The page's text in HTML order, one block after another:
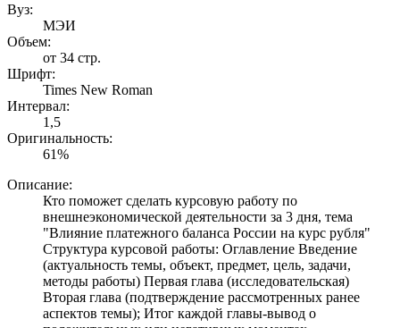
Вуз:
МЭИ
Объем:
от 34 стр.
Шрифт:
Times New Roman
Интервал:
1,5
Оригинальность:
61%
Описание:
Кто поможет сделать курсовую работу по
внешнеэкономической деятельности за 3 дня, тема
"Влияние платежного баланса России на курс рубля"
Структура курсовой работы: Оглавление Введение
(актуальность темы, объект, предмет, цель, задачи,
методы работы) Первая глава (исследовательская)
Вторая глава (подтверждение рассмотренных ранее
аспектов темы); Итог каждой главы-вывод о